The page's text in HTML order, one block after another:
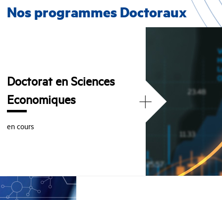
Nos programmes Doctoraux
Doctorat en Sciences
Economiques
en cours
+